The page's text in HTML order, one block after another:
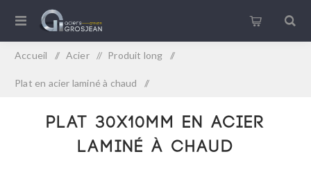
Accueil / Acier / Produit long /
Plat en acier laminé à chaud /
Plat 30x10mm en acier
laminé à chaud